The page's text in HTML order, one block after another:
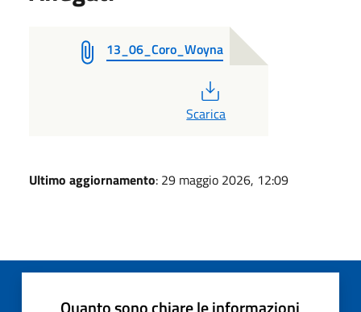
13_06_Coro_Woyna
Scarica
Ultimo aggiornamento: 29 maggio 2026, 12:09